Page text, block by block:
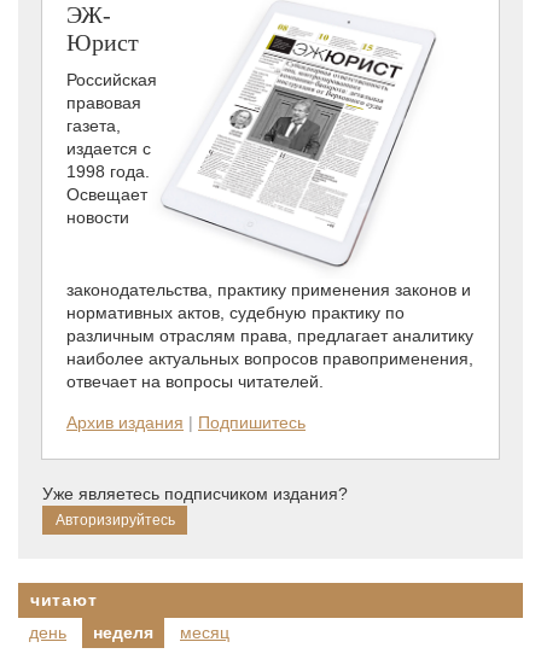
ЭЖ-
Юрист
Российская
правовая
газета,
издается с
1998 года.
Освещает
новости
законодательства, практику применения законов и
нормативных актов, судебную практику по
различным отраслям права, предлагает аналитику
наиболее актуальных вопросов правоприменения,
отвечает на вопросы читателей.
Архив издания | Подпишитесь
Уже являетесь подписчиком издания?
читают
день
неделя месяц